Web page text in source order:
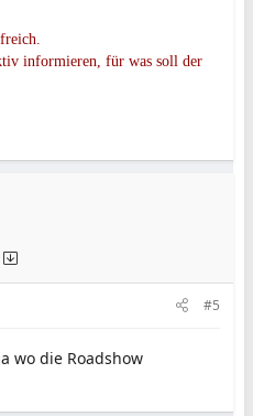
informieren, für was soll der
#5
wo die Roadshow